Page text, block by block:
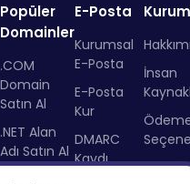
Popüler
Domainler
.COM
Domain
Satın Al
.NET Alan
Adı Satın Al
E-Posta
Kurumsal
E-Posta
E-Posta
Kur
DMARC
Kaydı
İnsan
Online